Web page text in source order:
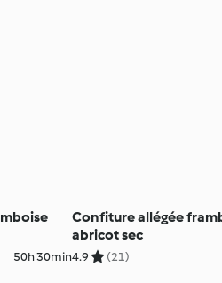
50h 30min
Confiture allégée
abricot sec
4.9 (21)